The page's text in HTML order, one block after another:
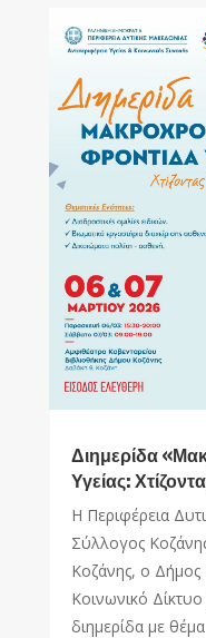
Διημερίδα
Υγείας:
Η Περιφέρεια
Σύλλογος
Κοζάνης, ο Δήμος
Κοινωνικό
διημερίδα με θέμα